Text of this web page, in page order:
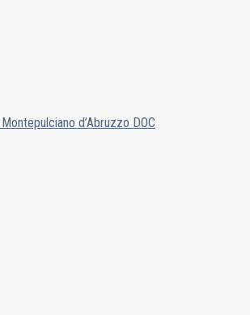
d’Abruzzo DOC